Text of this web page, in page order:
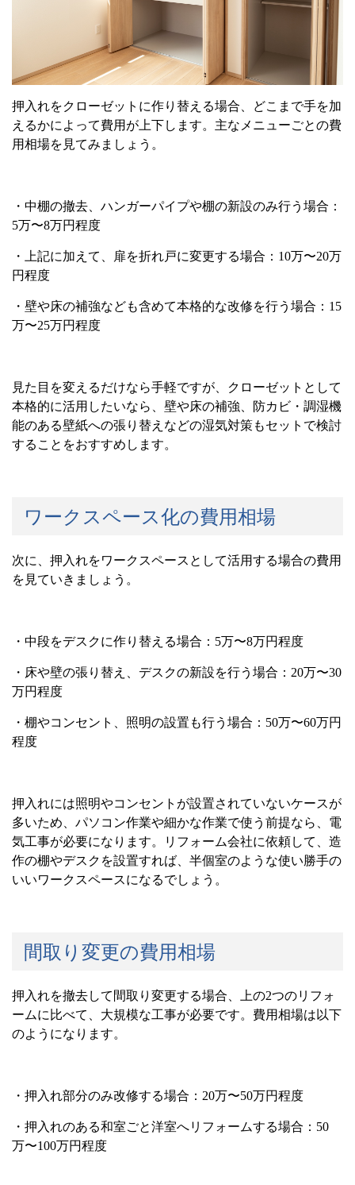
押入れをクローゼットに作り替える場合、どこまで手を加
えるかによって費用が上下します。主なメニューごとの費
用相場を見てみましょう。
・中棚の撤去、ハンガーパイプや棚の新設のみ行う場合：
5万〜8万円程度
・上記に加えて、扉を折れ戸に変更する場合： 10万〜20万
円程度
・壁や床の補強なども含めて本格的な改修を行う場合： 15
万〜25万円程度
見た目を変えるだけなら手軽ですが、クローゼットとして
本格的に活用したいなら、壁や床の補強、防カビ・調湿機
能のある壁紙への張り替えなどの湿気対策もセットで検討
することをおすすめします。
ワークスペース化の費用相場
次に、押入れをワークスペースとして活用する場合の費用
を見ていきましょう。
・中段をデスクに作り替える場合： 5万〜8万円程度
・床や壁の張り替え、デスクの新設を行う場合： 20万〜30
万円程度
・棚やコンセント、照明の設置も行う場合： 50万〜60万円
程度
押入れには照明やコンセントが設置されていないケースが
多いため、パソコン作業や細かな作業で使う前提なら、電
気工事が必要になります。リフォーム会社に依頼して、造
作の棚やデスクを設置すれば、半個室のような使い勝手の
いいワークスペースになるでしょう。
間取り変更の費用相場
押入れを撤去して間取り変更する場合、上の2つのリフォ
ームに比べて、大規模な工事が必要です。費用相場は以下
のようになります。
・押入れ部分のみ改修する場合： 20万〜50万円程度
・押入れのある和室ごと洋室へリフォームする場合： 50
万〜100万円程度